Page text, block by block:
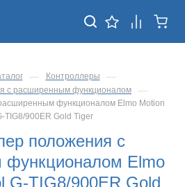
— Контроллеры —
с расширенным функционалом —
функционалом Elmo Motion
TIG8/900ER Gold Tiger
положения с
Elmo
G-TIG8/900ER Gold